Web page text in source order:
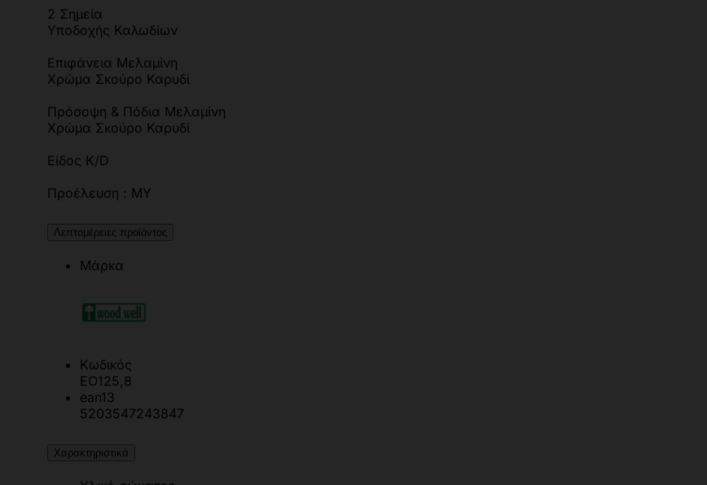
2 Σημεία
Υποδοχής Καλωδίων
Επιφάνεια Μελαμίνη
Χρώμα Σκούρο Καρυδί
Πρόσοψη & Πόδια Μελαμίνη
Χρώμα Σκούρο Καρυδί
Είδος K/D
Προέλευση : MY
Λεπτομέρειες προϊόντος
Μάρκα
Κωδικός
ΕΟ125,8
ean13
5203547243847
Χαρακτηριστικά